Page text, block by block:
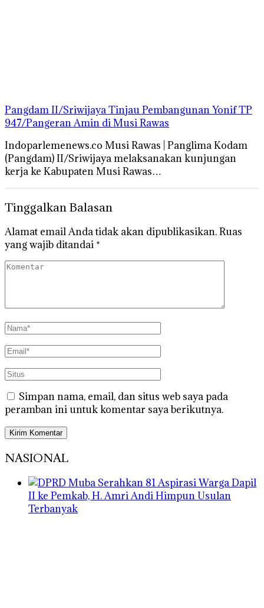
Pangdam II/Sriwijaya Tinjau Pembangunan Yonif TP
947/Pangeran Amin di Musi Rawas
Indoparlemenews.co Musi Rawas | Panglima Kodam
(Pangdam) II/Sriwijaya melaksanakan kunjungan
kerja ke Kabupaten Musi Rawas…
Tinggalkan Balasan
Alamat email Anda tidak akan dipublikasikan.Ruas
yang wajib ditandai *
Simpan nama, email, dan situs web saya pada
peramban ini untuk komentar saya berikutnya.
NASIONAL